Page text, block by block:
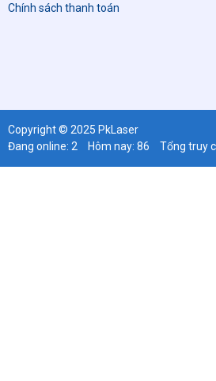
Chính sách thanh toán
Copyright © 2025 PkLaser
Đang online: 2
Hôm nay: 86 Tổng truy